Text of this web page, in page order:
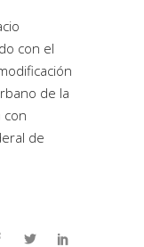
con el
de la
con
de